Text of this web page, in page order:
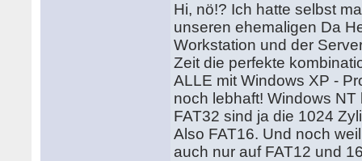
Hi, nö!? Ich hatte selbst
unseren ehemaligen Da
Workstation und der
Zeit die perfekte
ALLE mit Windows XP -
noch lebhaft! Windows
FAT32 sind ja die 1024
Also FAT16. Und noch
auch nur auf FAT12 und